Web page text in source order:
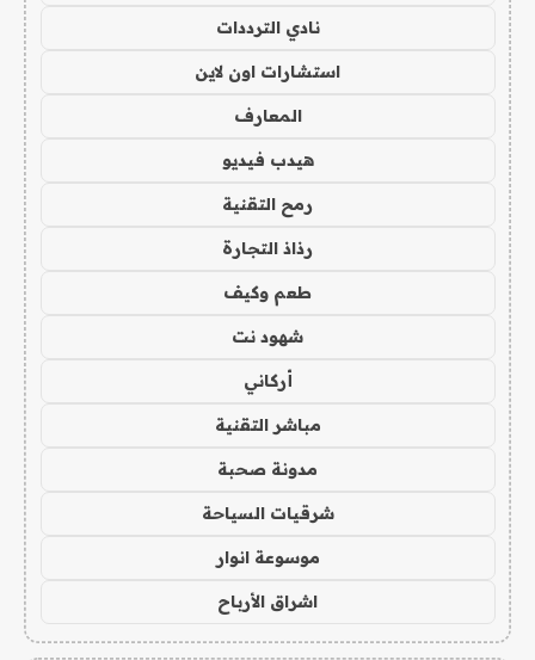
نادي الترددات
استشارات اون لاين
المعارف
هيدب فيديو
رمح التقنية
رذاذ التجارة
طعم وكيف
شهود نت
أركاني
مباشر التقنية
مدونة صحبة
شرقيات السياحة
موسوعة انوار
اشراق الأرباح